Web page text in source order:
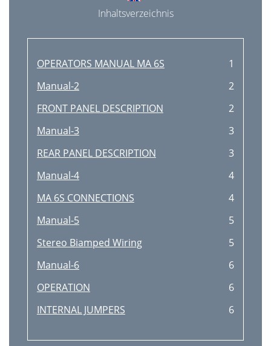
Inhaltsverzeichnis
OPERATORS MANUAL MA 6S
1
Manual-2
2
FRONT PANEL DESCRIPTION
2
Manual-3
3
REAR PANEL DESCRIPTION
3
Manual-4
4
MA 6S CONNECTIONS
4
Manual-5
5
Stereo Biamped Wiring
5
Manual-6
6
OPERATION
6
INTERNAL JUMPERS
6